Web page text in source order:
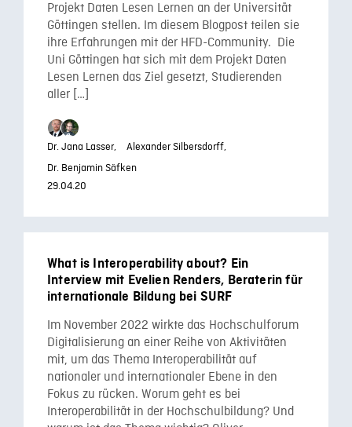
Projekt Daten Lesen Lernen an der Universität
Göttingen stellen. Im diesem Blogpost teilen sie
ihre Erfahrungen mit der HFD-Community. Die
Uni Göttingen hat sich mit dem Projekt Daten
Lesen Lernen das Ziel gesetzt, Studierenden
aller […]
Dr. Jana Lasser,
Alexander Silbersdorff,
Dr. Benjamin Säfken
29.04.20
What is Interoperability about? Ein
Interview mit Evelien Renders, Beraterin für
internationale Bildung bei SURF
Im November 2022 wirkte das Hochschulforum
Digitalisierung an einer Reihe von Aktivitäten
mit, um das Thema Interoperabilität auf
nationaler und internationaler Ebene in den
Fokus zu rücken. Worum geht es bei
Interoperabilität in der Hochschulbildung? Und